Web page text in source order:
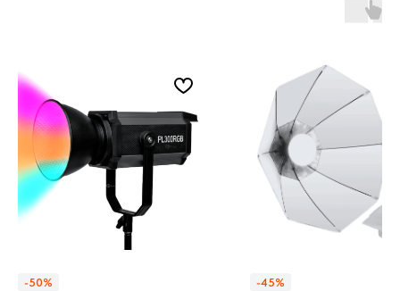
-50% -45%